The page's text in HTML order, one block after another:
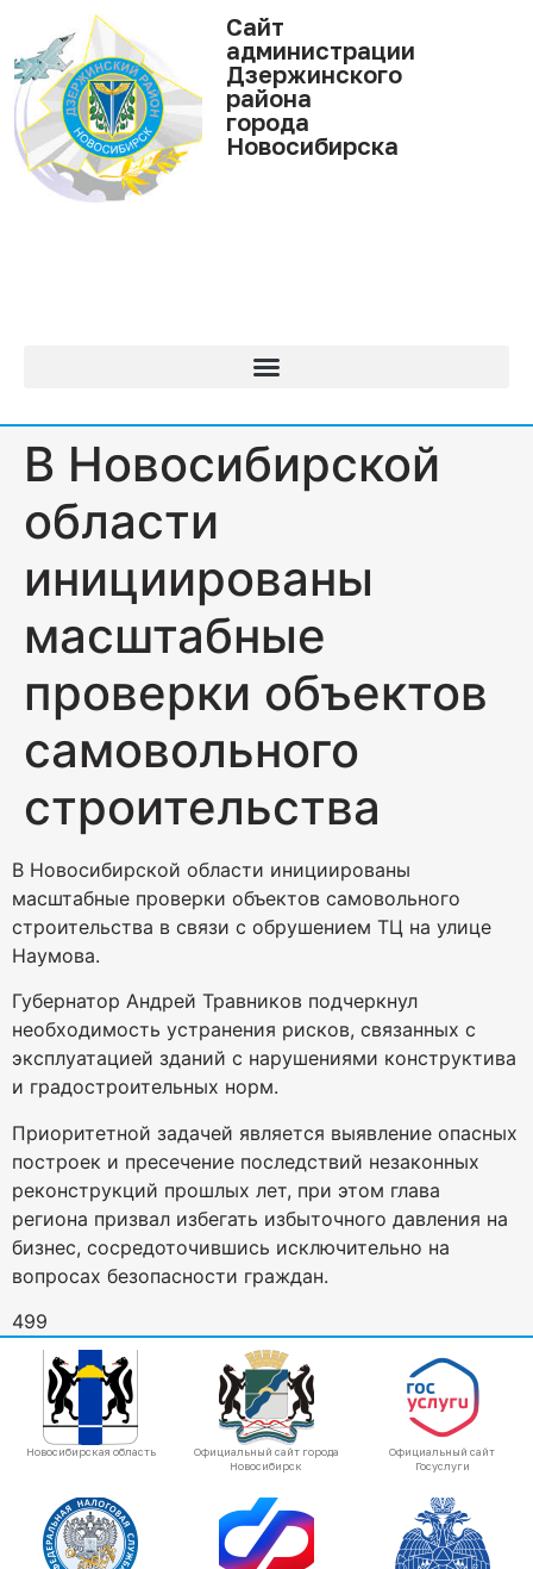
Cайт
администрации
Дзержинского
района
города
Новосибирска
В Новосибирской
области
инициированы
масштабные
проверки объектов
самовольного
строительства
В Новосибирской области инициированы
масштабные проверки объектов самовольного
строительства в связи с обрушением ТЦ на улице
Наумова.
Губернатор Андрей Травников подчеркнул
необходимость устранения рисков, связанных с
эксплуатацией зданий с нарушениями конструктива
и градостроительных норм.
Приоритетной задачей является выявление опасных
построек и пресечение последствий незаконных
реконструкций прошлых лет, при этом глава
региона призвал избегать избыточного давления на
бизнес, сосредоточившись исключительно на
вопросах безопасности граждан.
499
Новосибирская область
Официальный сайт города
Новосибирск
Официальный сайт
Госуслуги